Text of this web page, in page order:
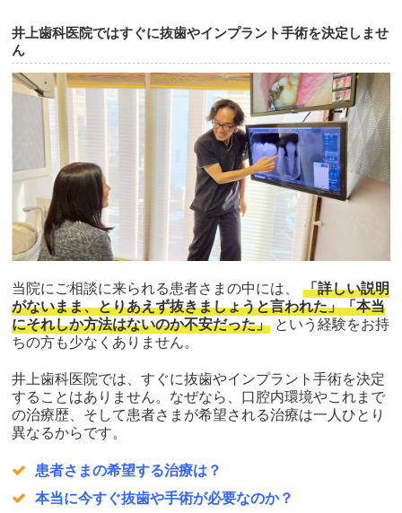
井上歯科医院ではすぐに抜歯やインプラント手術を決定しませ
ん
当院にご相談に来られる患者さまの中には、
「詳しい説明
がないまま、とりあえず抜きましょうと言われた」「本当
にそれしか方法はないのか不安だった」 という経験をお持
ちの方も少なくありません。
井上歯科医院では、すぐに抜歯やインプラント手術を決定
することはありません。なぜなら、口腔内環境やこれまで
の治療歴、そして患者さまが希望される治療は一人ひとり
異なるからです。
患者さまの希望する治療は？
本当に今すぐ抜歯や手術が必要なのか？